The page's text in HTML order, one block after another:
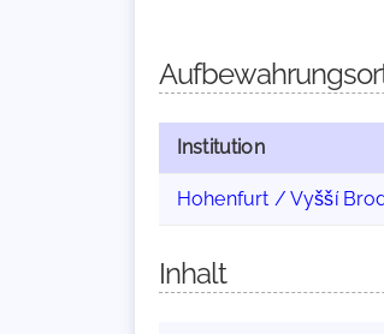
Institution
Hohenfurt / Vyšší
Inhalt